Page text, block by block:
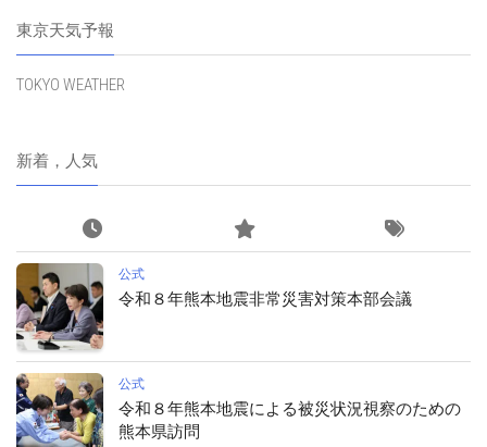
東京天気予報
TOKYO WEATHER
新着，人気
公式
令和８年熊本地震非常災害対策本部会議
公式
令和８年熊本地震による被災状況視察のための
熊本県訪問